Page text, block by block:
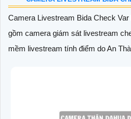
Camera Livestream Bida Check Var
gồm camera giám sát livestream
mềm livestream tính điểm do An